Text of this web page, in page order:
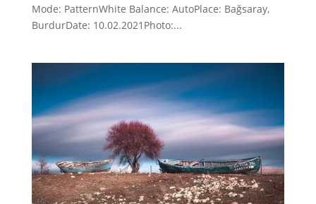
Mode: PatternWhite Balance: AutoPlace: Bağsaray,
BurdurDate: 10.02.2021Photo:...